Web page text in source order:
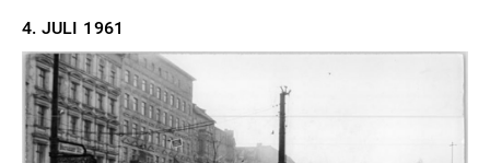
4. JULI 1961